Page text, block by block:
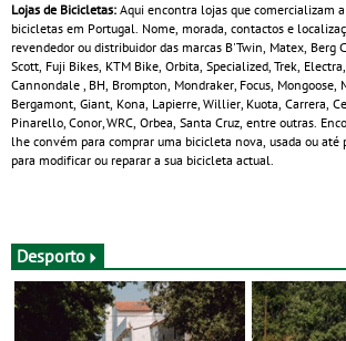
Lojas de Bicicletas: Aqui encontra lojas que comercializam
bicicletas em Portugal. Nome, morada, contactos e
revendedor ou distribuidor das marcas B'Twin, Matex, Berg
Scott, Fuji Bikes, KTM Bike, Orbita, Specialized, Trek,
Cannondale , BH, Brompton, Mondraker, Focus, Mongoose,
Bergamont, Giant, Kona, Lapierre, Willier, Kuota, Carrera,
Pinarello, Conor, WRC, Orbea, Santa Cruz, entre outras.
lhe convém para comprar uma bicicleta nova, usada ou até
para modificar ou reparar a sua bicicleta actual.
Desporto